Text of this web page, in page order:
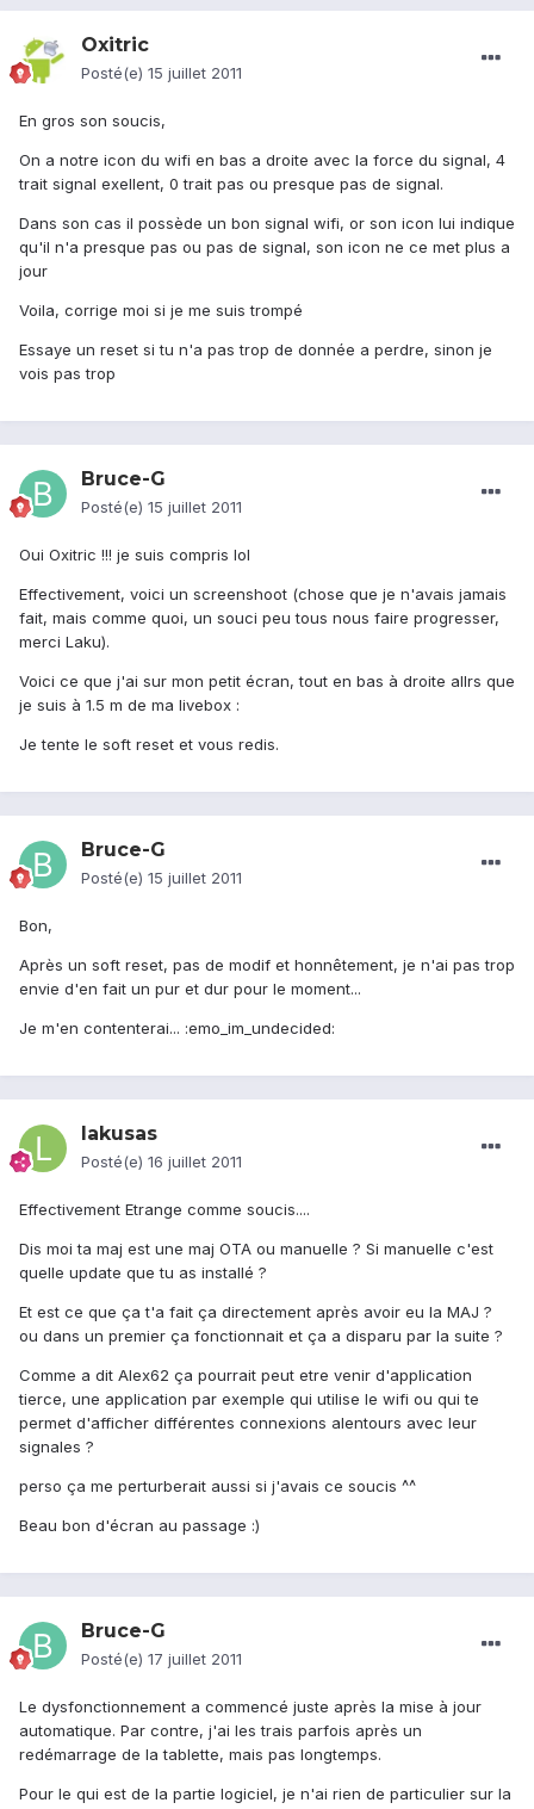
Oxitric
Posté(e) 15 juillet 2011
En gros son soucis,
On a notre icon du wifi en bas a droite avec la force du signal, 4
trait signal exellent, 0 trait pas ou presque pas de signal.
Dans son cas il possède un bon signal wifi, or son icon lui indique
qu'il n'a presque pas ou pas de signal, son icon ne ce met plus a
jour
Voila, corrige moi si je me suis trompé
Essaye un reset si tu n'a pas trop de donnée a perdre, sinon je
vois pas trop
Bruce-G
Posté(e) 15 juillet 2011
Oui Oxitric !!! je suis compris lol
Effectivement, voici un screenshoot (chose que je n'avais jamais
fait, mais comme quoi, un souci peu tous nous faire progresser,
merci Laku).
Voici ce que j'ai sur mon petit écran, tout en bas à droite allrs que
je suis à 1.5 m de ma livebox :
Je tente le soft reset et vous redis.
Bruce-G
Posté(e) 15 juillet 2011
Bon,
Après un soft reset, pas de modif et honnêtement, je n'ai pas trop
envie d'en fait un pur et dur pour le moment...
Je m'en contenterai... :emo_im_undecided:
lakusas
Posté(e) 16 juillet 2011
Effectivement Etrange comme soucis....
Dis moi ta maj est une maj OTA ou manuelle ? Si manuelle c'est
quelle update que tu as installé ?
Et est ce que ça t'a fait ça directement après avoir eu la MAJ ?
ou dans un premier ça fonctionnait et ça a disparu par la suite ?
Comme a dit Alex62 ça pourrait peut etre venir d'application
tierce, une application par exemple qui utilise le wifi ou qui te
permet d'afficher différentes connexions alentours avec leur
signales ?
perso ça me perturberait aussi si j'avais ce soucis ^^
Beau bon d'écran au passage :)
Bruce-G
Posté(e) 17 juillet 2011
Le dysfonctionnement a commencé juste après la mise à jour
automatique. Par contre, j'ai les trais parfois après un
redémarrage de la tablette, mais pas longtemps.
Pour le qui est de la partie logiciel, je n'ai rien de particulier sur la